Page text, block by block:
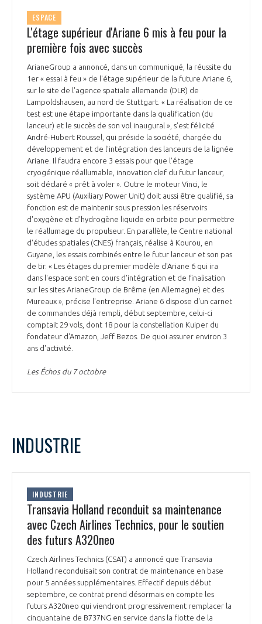
ESPACE
L'étage supérieur d'Ariane 6 mis à feu pour la
première fois avec succès
ArianeGroup a annoncé, dans un communiqué, la réussite du
1er « essai à feu » de l'étage supérieur de la future Ariane 6,
sur le site de l'agence spatiale allemande (DLR) de
Lampoldshausen, au nord de Stuttgart. « La réalisation de ce
test est une étape importante dans la qualification (du
lanceur) et le succès de son vol inaugural », s'est félicité
André-Hubert Roussel, qui préside la société, chargée du
développement et de l'intégration des lanceurs de la lignée
Ariane. Il faudra encore 3 essais pour que l'étage
cryogénique réallumable, innovation clef du futur lanceur,
soit déclaré « prêt à voler ». Outre le moteur Vinci, le
système APU (Auxiliary Power Unit) doit aussi être qualifié, sa
fonction est de maintenir sous pression les réservoirs
d'oxygène et d'hydrogène liquide en orbite pour permettre
le réallumage du propulseur. En parallèle, le Centre national
d'études spatiales (CNES) français, réalise à Kourou, en
Guyane, les essais combinés entre le futur lanceur et son pas
de tir. « Les étages du premier modèle d'Ariane 6 qui ira
dans l'espace sont en cours d'intégration et de finalisation
sur les sites ArianeGroup de Brême (en Allemagne) et des
Mureaux », précise l'entreprise. Ariane 6 dispose d'un carnet
de commandes déjà rempli, début septembre, celui-ci
comptait 29 vols, dont 18 pour la constellation Kuiper du
fondateur d'Amazon, Jeff Bezos. De quoi assurer environ 3
ans d'activité.
Les Échos du 7 octobre
INDUSTRIE
INDUSTRIE
Transavia Holland reconduit sa maintenance
avec Czech Airlines Technics, pour le soutien
des futurs A320neo
Czech Airlines Technics (CSAT) a annoncé que Transavia
Holland reconduisait son contrat de maintenance en base
pour 5 années supplémentaires. Effectif depuis début
septembre, ce contrat prend désormais en compte les
futurs A320neo qui viendront progressivement remplacer la
cinquantaine de B737NG en service dans la flotte de la